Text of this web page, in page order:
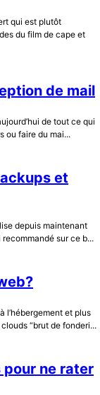
qui est plutôt
du film de cape et
de mail
de tout ce qui
ou faire du mai...
et
depuis maintenant
recommandé sur ce b...
l’hébergement et plus
“brut de fonderi...
pour ne rater